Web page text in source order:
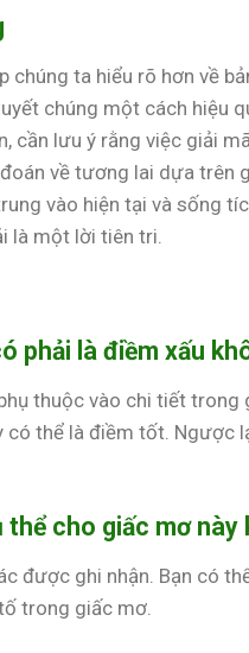
ta hiểu rõ hơn về
chúng một cách hiệu
cần lưu ý rằng việc giải
về tương lai dựa trên
vào hiện tại và sống
là một lời tiên tri.
phải là điềm xấu
thuộc vào chi tiết trong
thể là điềm tốt. Ngược
cho giấc mơ này
được ghi nhận. Bạn có
trong giấc mơ.